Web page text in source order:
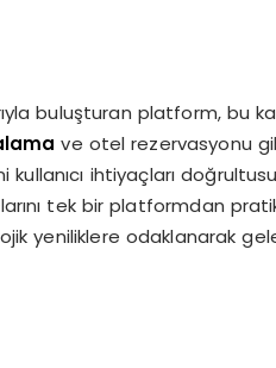
buluşturan platform, bu
ve otel rezervasyonu
ihtiyaçları
tek bir platformdan pratik
yeniliklere odaklanarak